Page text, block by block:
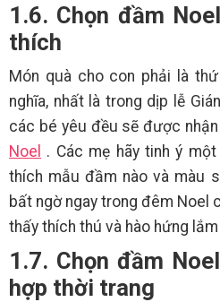
1.6. Chọn đầm
thích
Món quà cho con phải là
nghĩa, nhất là trong dịp lễ
các bé yêu đều sẽ được
Noel . Các mẹ hãy tinh ý
thích mẫu đầm nào và màu
bất ngờ ngay trong đêm Noel
thấy thích thú và hào hứng lắm
1.7. Chọn đầm
hợp thời trang